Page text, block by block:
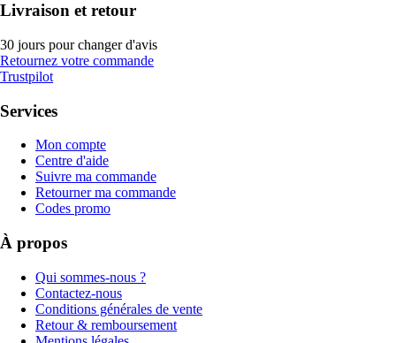
Livraison et retour
30 jours pour changer d'avis
Retournez votre commande
Trustpilot
Services
Mon compte
Centre d'aide
Suivre ma commande
Retourner ma commande
Codes promo
À propos
Qui sommes-nous ?
Contactez-nous
Conditions générales de vente
Retour & remboursement